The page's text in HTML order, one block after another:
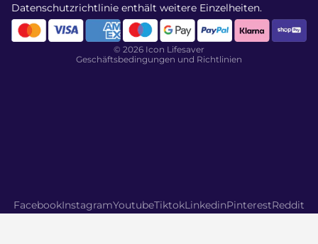
Datenschutzrichtlinie enthält weitere Einzelheiten.
© 2026 Icon Lifesaver
Geschäftsbedingungen und Richtlinien
Kontaktinformationen
Stornierungsrichtlinie
FacebookInstagramYoutubeTiktokLinkedinPinterestReddit